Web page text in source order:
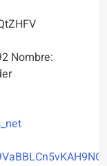
Nombre: